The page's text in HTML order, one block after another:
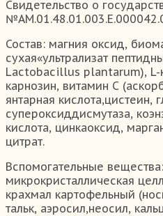
Свидетельство о
Состав: магния оксид,
сухая«ультрализат
Lactobacillus plantarum), L-
карнозин, витамин С
янтарная кислота,цистеин,
супероксиддисмутаза,
кислота, цинкаоксид,
цитрат.
Вспомогательные
микрокристаллическая
крахмал картофельный
тальк, аэросил,неосил,